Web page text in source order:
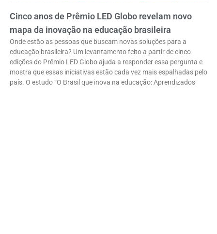
Cinco anos de Prêmio LED Globo revelam novo
mapa da inovação na educação brasileira
Onde estão as pessoas que buscam novas soluções para a
educação brasileira? Um levantamento feito a partir de cinco
edições do Prêmio LED Globo ajuda a responder essa pergunta e
mostra que essas iniciativas estão cada vez mais espalhadas pelo
país. O estudo “O Brasil que inova na educação: Aprendizados